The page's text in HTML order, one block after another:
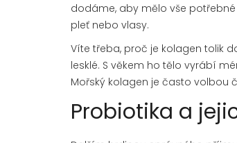
dodáme, aby mělo vše
pleť nebo vlasy.
Víte třeba, proč je kolagen tolik
lesklé. S věkem ho tělo vyrábí
Mořský kolagen je často volbou
Probiotika a